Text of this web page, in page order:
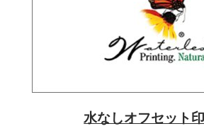
水なしオフセット